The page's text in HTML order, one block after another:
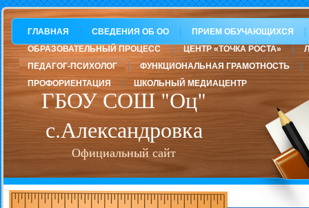
ГБОУ СОШ "Оц"
с.Александровка
Официальный сайт
ГЛАВНАЯ СВЕДЕНИЯ ОБ ОО
ПРИЕМ ОБУЧАЮЩИХСЯ
ОБРАЗОВАТЕЛЬНЫЙ ПРОЦЕСС
ЦЕНТР «ТОЧКА РОСТА»
ПЕДАГОГ-ПСИХОЛОГ
ФУНКЦИОНАЛЬНАЯ ГРАМОТНОСТЬ
ПРОФОРИЕНТАЦИЯ
ШКОЛЬНЫЙ МЕДИАЦЕНТР